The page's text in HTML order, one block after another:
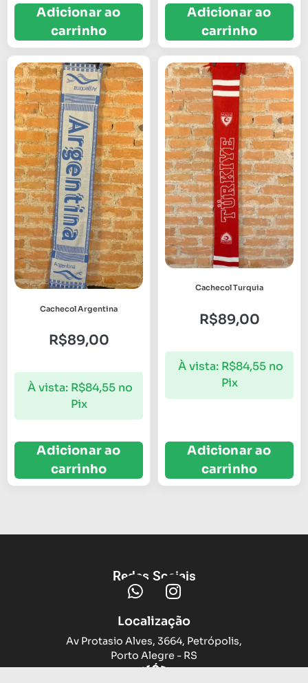
Adicionar ao
carrinho
Adicionar ao
carrinho
Cachecol Argentina
R$89,00
À vista: R$84,55 no
Pix
Adicionar ao
carrinho
Cachecol Turquia
R$89,00
À vista: R$84,55 no
Pix
Adicionar ao
carrinho
Redes Sociais
Localização
Av Protasio Alves, 3664, Petrópolis,
Porto Alegre - RS